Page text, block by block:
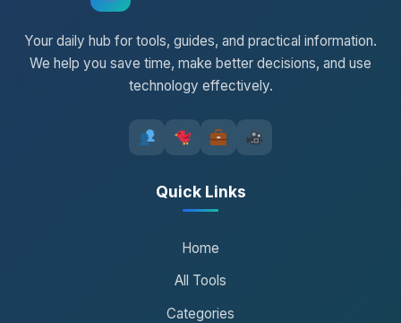
Your daily hub for tools, guides, and practical information.
We help you save time, make better decisions, and use
technology effectively.
Quick Links
Home
All Tools
Categories